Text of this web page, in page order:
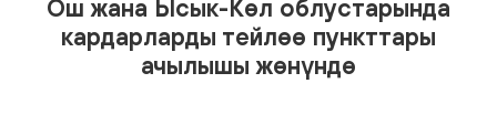
Ош жана Ысык-Көл облустарында
кардарларды тейлөө пункттары
ачылышы жөнүндө